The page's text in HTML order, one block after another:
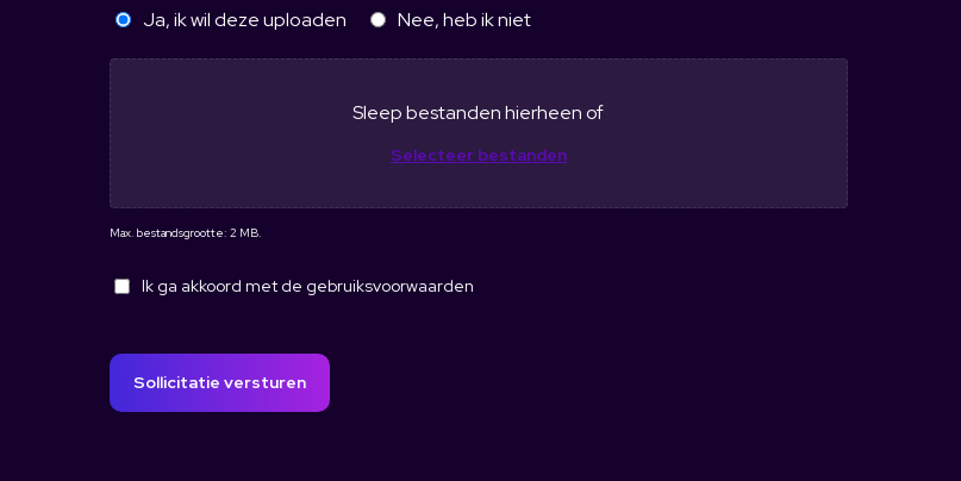
Ja, ik wil deze uploaden
Nee, heb ik niet
n
Sleep bestanden hierheen of
Selecteer bestanden
Max. bestandsgrootte: 2 MB.
V
o
w
Ik ga akkoord met de gebruiksvoorwaarden
Sollicitatie versturen